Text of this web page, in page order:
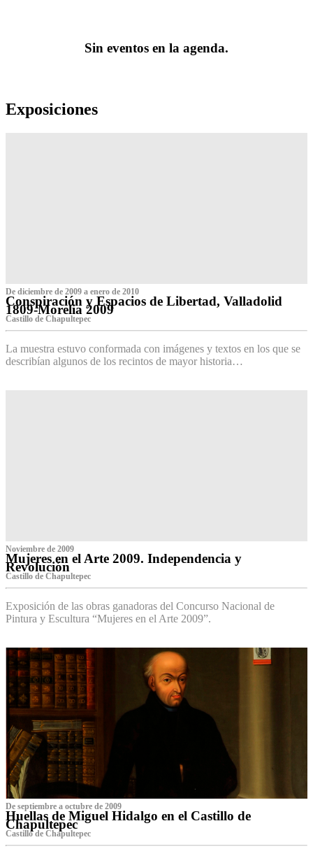
Sin eventos en la agenda.
Exposiciones
De diciembre de 2009 a enero de 2010
Conspiración y Espacios de Libertad, Valladolid
1809-Morelia 2009
Castillo de Chapultepec
La muestra estuvo conformada con imágenes y textos en los que se
describían algunos de los recintos de mayor historia…
Noviembre de 2009
Mujeres en el Arte 2009. Independencia y
Revolución
Castillo de Chapultepec
Exposición de las obras ganadoras del Concurso Nacional de
Pintura y Escultura “Mujeres en el Arte 2009”.
De septiembre a octubre de 2009
Huellas de Miguel Hidalgo en el Castillo de
Chapultepec
Castillo de Chapultepec